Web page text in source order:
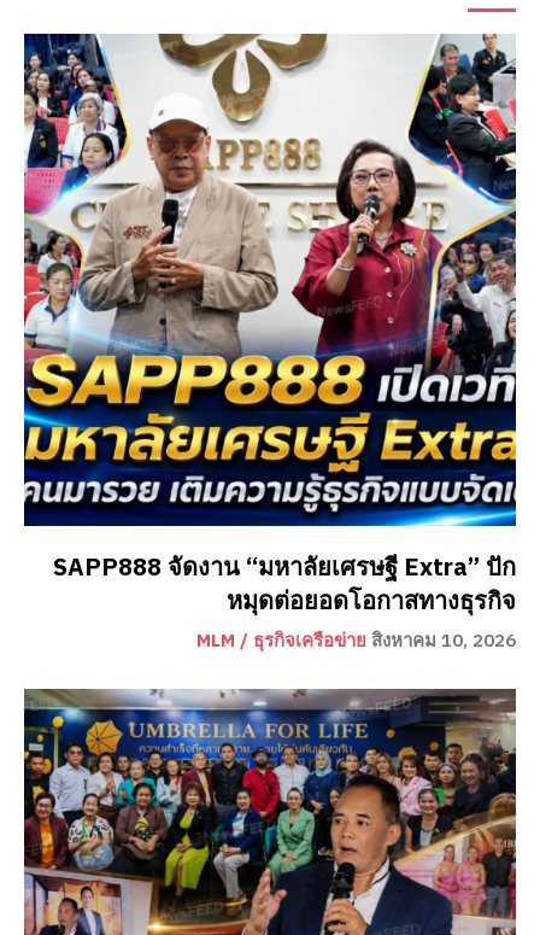
SAPP888 จัดงาน “มหาลัยเศรษฐี Extra” ปัก
หมุดต่อยอดโอกาสทางธุรกิจ
MLM / ธุรกิจเครือข่าย สิงหาคม 10, 2026